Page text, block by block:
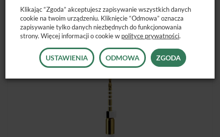
Klikając “Zgoda” akceptujesz zapisywanie wszystkich danych
cookie na twoim urządzeniu. Kliknięcie “Odmowa” oznacza
zapisywanie tylko danych niezbędnych do funkcjonowania
strony. Więcej informacji o cookie w polityce prywatności.
USTAWIENIA ODMOWA ZGODA